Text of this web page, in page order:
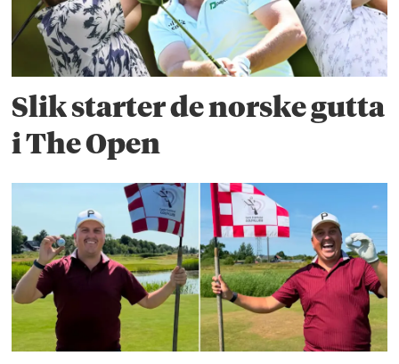
Slik starter de norske gutta
i The Open